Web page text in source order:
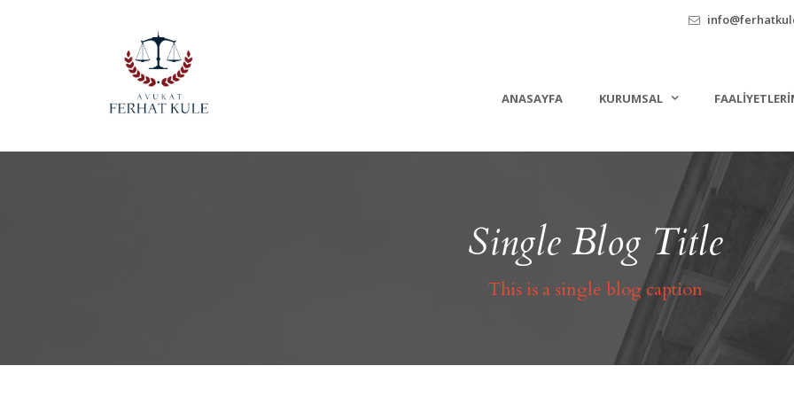
ANASAYFA KURUMSAL
Single Blog Title
This is a single blog caption